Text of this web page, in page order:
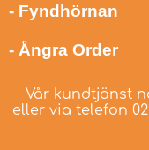
- Fyndhörnan
- Ångra Order
Vår kundtjänst
eller via telefon